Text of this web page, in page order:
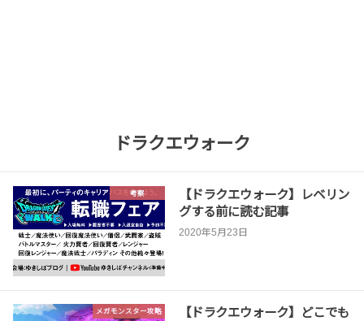
ドラクエウォーク
考察
【ドラクエウォーク】レベリン
グする前に読む記事
2020年5月23日
メガモンスター攻略
【ドラクエウォーク】どこでも